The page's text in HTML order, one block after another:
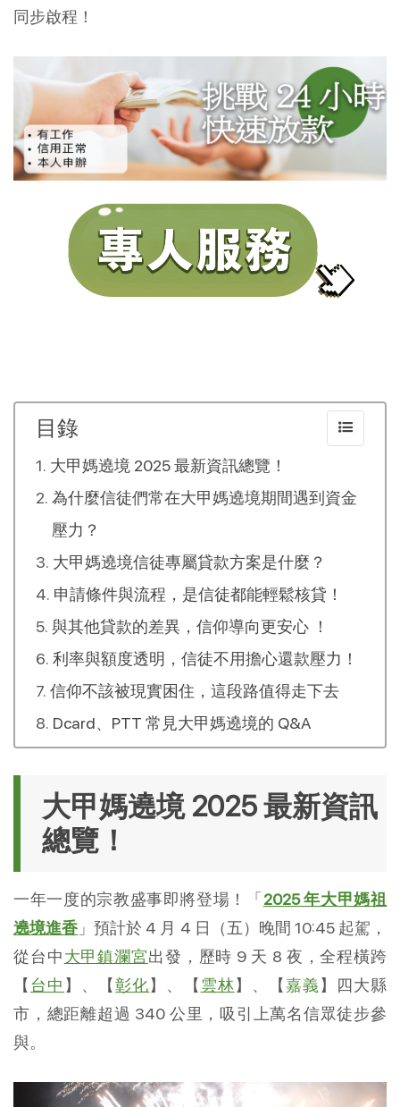
同步啟程！
目錄
大甲媽遶境 2025 最新資訊總覽！
為什麼信徒們常在大甲媽遶境期間遇到資金
壓力？
大甲媽遶境信徒專屬貸款方案是什麼？
申請條件與流程，是信徒都能輕鬆核貸！
與其他貸款的差異，信仰導向更安心 ！
利率與額度透明，信徒不用擔心還款壓力！
信仰不該被現實困住，這段路值得走下去
Dcard、PTT 常見大甲媽遶境的 Q&A
大甲媽遶境 2025 最新資訊
總覽！
一年一度的宗教盛事即將登場！「2025 年大甲媽祖
遶境進香 」預計於 4 月 4 日（五）晚間 10:45 起駕，
從台中大甲鎮瀾宮出發，歷時 9 天 8 夜，全程橫跨
【台中 】、【彰化】、【雲林】、【嘉義】四大縣
市，總距離超過 340 公里，吸引上萬名信眾徒步參
與。